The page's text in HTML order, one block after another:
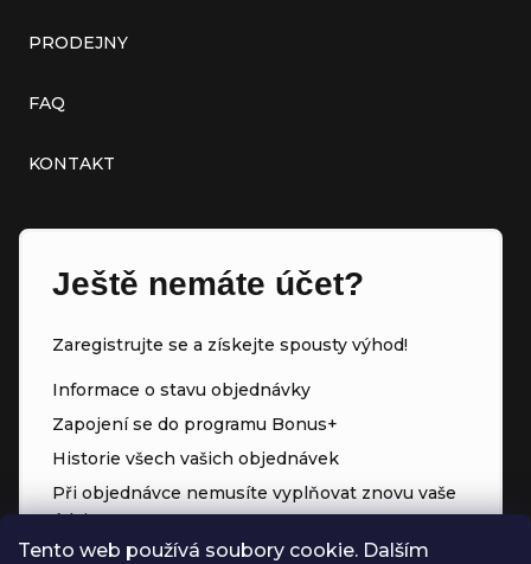
Tento web používá soubory cookie. Dalším
PRODEJNY
FAQ
KONTAKT
Ještě nemáte účet?
Zaregistrujte se a získejte spousty výhod!
Informace o stavu objednávky
Zapojení se do programu Bonus+
Historie všech vašich objednávek
Při objednávce nemusíte vyplňovat znovu vaše
údaje
Přednostní přístup ke slevám